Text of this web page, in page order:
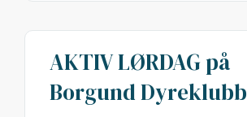
AKTIV LØRDAG på
Borgund Dyreklubb